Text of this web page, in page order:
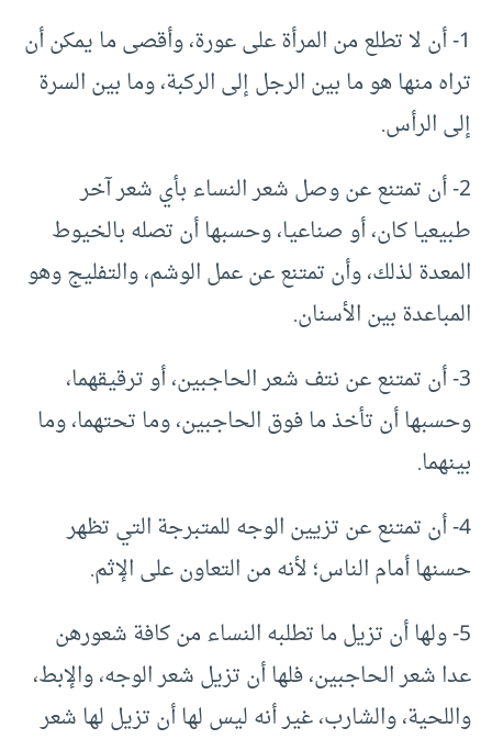
1- أن لا تطلع من المرأة على عورة، وأقصى ما يمكن أن
تراه منها هو ما بين الرجل إلى الركبة، وما بين السرة
إلى الرأس.
2- أن تمتنع عن وصل شعر النساء بأي شعر آخر
طبيعيا كان، أو صناعيا، وحسبها أن تصله بالخيوط
المعدة لذلك، وأن تمتنع عن عمل الوشم، والتفليج وهو
المباعدة بين الأسنان.
3- أن تمتنع عن نتف شعر الحاجبين، أو ترقيقهما،
وحسبها أن تأخذ ما فوق الحاجبين، وما تحتهما، وما
بينهما.
4- أن تمتنع عن تزيين الوجه للمتبرجة التي تظهر
حسنها أمام الناس؛ لأنه من التعاون على الإثم.
5- ولها أن تزيل ما تطلبه النساء من كافة شعورهن
عدا شعر الحاجبين، فلها أن تزيل شعر الوجه، والإبط،
واللحية، والشارب، غير أنه ليس لها أن تزيل لها شعر